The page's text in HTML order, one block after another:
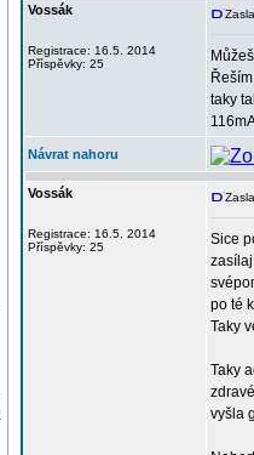
Vossák
Registrace: 16.5. 2014
Příspěvky: 25
taky
Návrat nahoru
Vossák
Registrace: 16.5. 2014
Příspěvky: 25
Sice
po té
Taky
Taky
vyšla